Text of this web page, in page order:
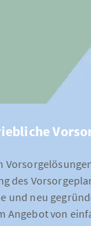
des
und neu
Angebot von